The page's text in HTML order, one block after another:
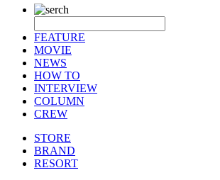
FEATURE
MOVIE
NEWS
HOW TO
INTERVIEW
COLUMN
CREW
STORE
BRAND
RESORT